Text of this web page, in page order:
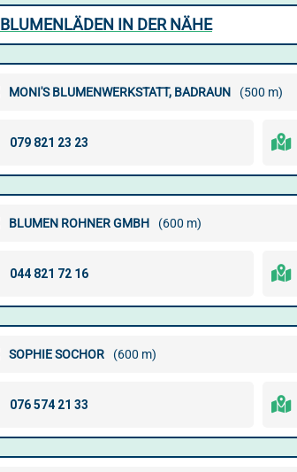
BLUMENLÄDEN IN DER NÄHE
MONI'S BLUMENWERKSTATT, BADRAUN (500 m)
BLUMEN ROHNER GMBH (600 m)
SOPHIE SOCHOR (600 m)